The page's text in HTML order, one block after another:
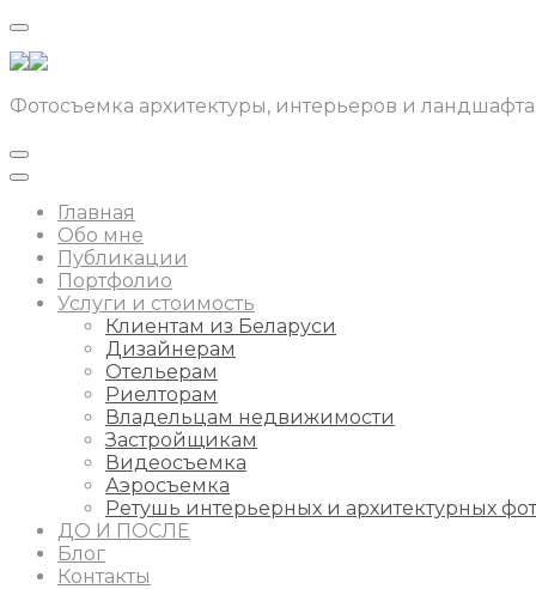
Фотосъемка архитектуры, интерьеров и ландшафта
Главная
Обо мне
Публикации
Портфолио
Услуги и стоимость
Клиентам из Беларуси
Дизайнерам
Отельерам
Риелторам
Владельцам недвижимости
Застройщикам
Видеосъемка
Аэросъемка
Ретушь интерьерных и архитектурных
ДО И ПОСЛЕ
Блог
Контакты